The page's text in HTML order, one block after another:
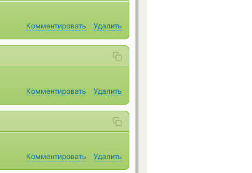
Комментировать
Удалить
Комментировать
Удалить
Комментировать
Удалить